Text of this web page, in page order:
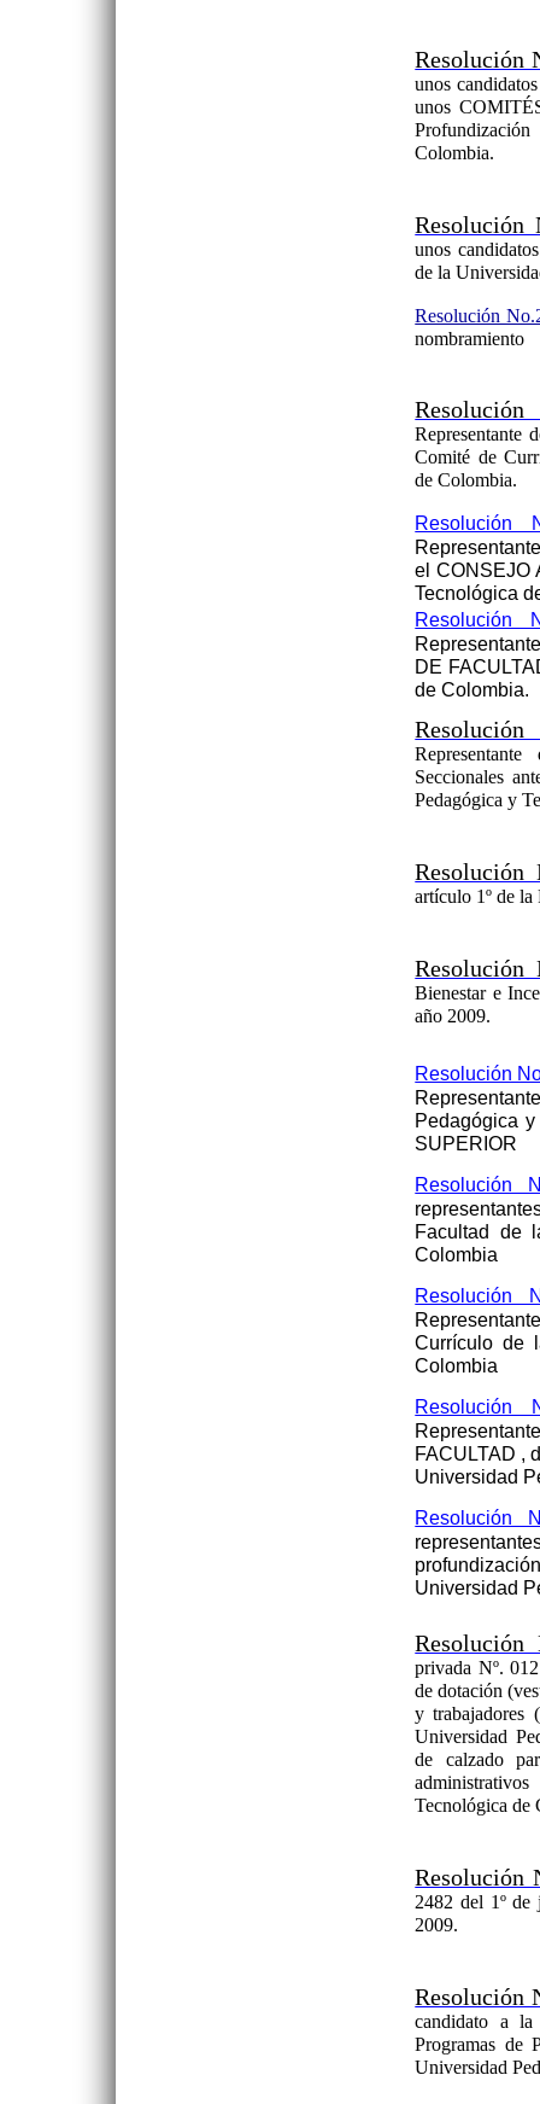
Resolución
unos
unos
Colombia.
Resolución
unos
de la
Resolución
nombramiento
Resolución
Representante
Comité de
de Colombia.
Resolución
el CONSEJO
Tecnológica
Resolución
DE
de Colombia.
Resolución
Seccionales
Pedagógica y
Resolución
artículo 1º de
Resolución
Bienestar e
año 2009.
Resolución
Pedagógica
SUPERIOR
Resolución
Facultad de
Colombia
Resolución
Currículo de
Colombia
Resolución
FACULTAD ,
Universidad
Resolución
Universidad
Resolución
privada Nº.
de dotación
y trabajadores
Universidad
de calzado
Tecnológica de
Resolución
2482 del 1º
2009.
Resolución
candidato a la
Programas de
Universidad